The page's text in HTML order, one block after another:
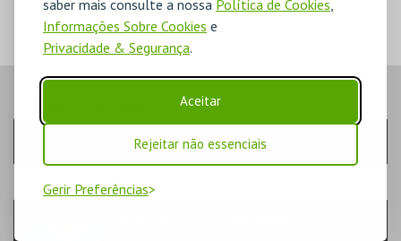
saber mais consulte a nossa Política de Cookies,
Informações Sobre Cookies e
Privacidade & Segurança.
Aceitar
Rejeitar não essenciais
Gerir Preferências
Escolha a sessão pretendida
PASSO- EVENTO